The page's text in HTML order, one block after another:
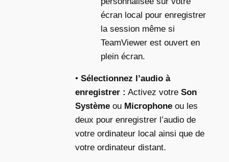
écran local pour enregistrer
la session même si
TeamViewer est ouvert en
plein écran.
• Sélectionnez l’audio à
enregistrer : Activez votre Son
Système ou Microphone ou les
deux pour enregistrer l’audio de
votre ordinateur local ainsi que de
votre ordinateur distant.